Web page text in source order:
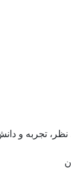
تجربه و دانش